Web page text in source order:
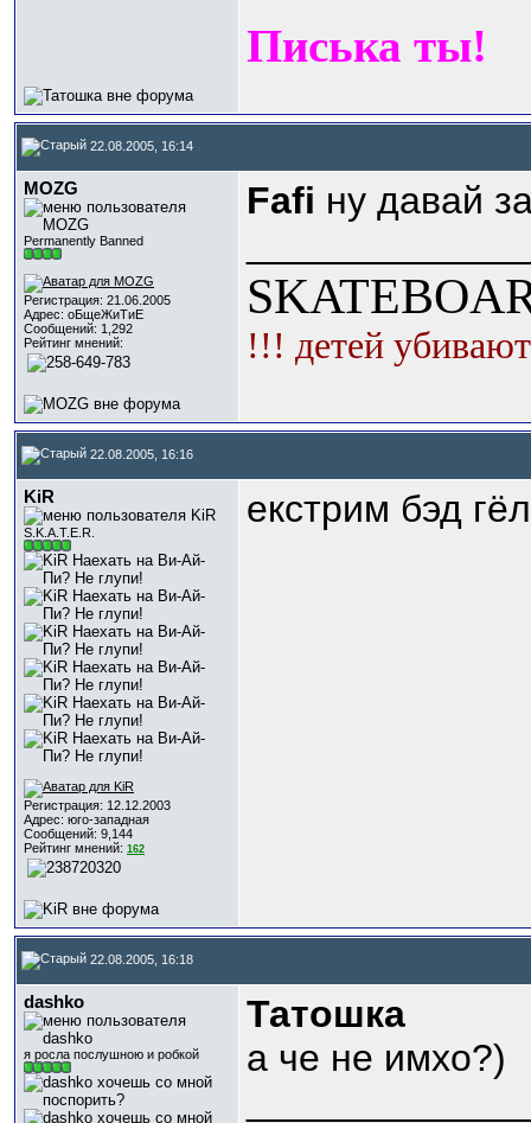
Писька ты!
22.08.2005, 16:14
MOZG
Permanently Banned
Регистрация: 21.06.2005
Адрес: оБщеЖиТиЕ
Сообщений: 1,292
Рейтинг мнений:
Fafi ну давай
!!! детей
22.08.2005, 16:16
KiR
S.K.A.T.E.R.
Регистрация: 12.12.2003
Адрес: юго-западная
Сообщений: 9,144
Рейтинг мнений: 162
екстрим бэд
22.08.2005, 16:18
dashko
я росла послушною и робкой
Татошка
а че не имхо?)